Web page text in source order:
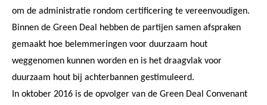
om de administratie rondom certificering te vereenvoudigen.
Binnen de Green Deal hebben de partijen samen afspraken
gemaakt hoe belemmeringen voor duurzaam hout
weggenomen kunnen worden en is het draagvlak voor
duurzaam hout bij achterbannen gestimuleerd.
In oktober 2016 is de opvolger van de Green Deal Convenant